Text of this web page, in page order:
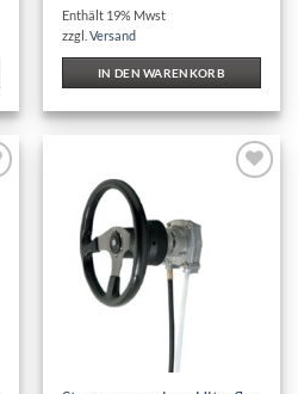
Enthält 19% Mwst
zzgl.Versand
IN DEN WARENKORB